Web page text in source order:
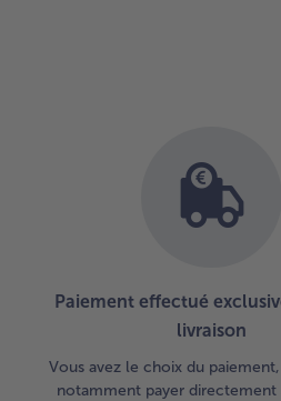
Paiement effectué
livraison
Vous avez le choix du
notamment payer directement